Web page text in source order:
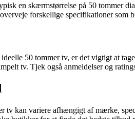
en skærmstørrelse på 50 tommer
forskellige specifikationer som
50 tommer tv, er det vigtigt at
tv. Tjek også anmeldelser og
tv kan variere afhængigt af mærke,